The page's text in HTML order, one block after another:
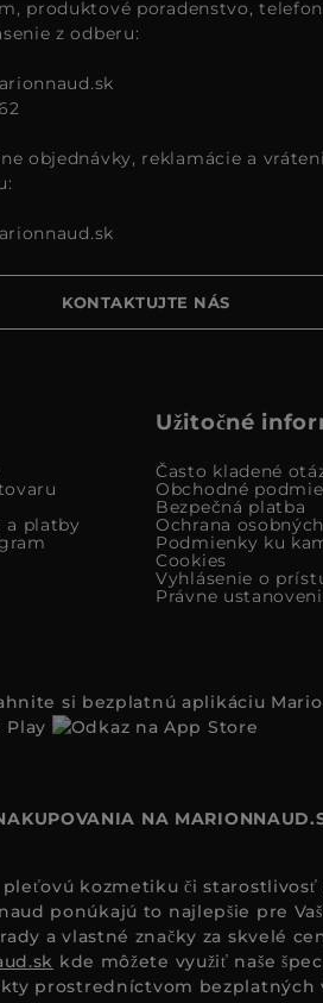
produktové poradenstvo,
z odberu:
objednávky, reklamácie a
KONTAKTUJTE NÁS
a platby
Užitočné
Často kladené
Obchodné
Bezpečná platba
Ochrana
Podmienky ku
Cookies
Vyhlásenie o
Právne
si bezplatnú aplikáciu
NA
pleťovú kozmetiku či starostlivosť
ponúkajú to najlepšie pre
a vlastné značky za skvelé
kde môžete využiť naše
prostredníctvom bezplatných